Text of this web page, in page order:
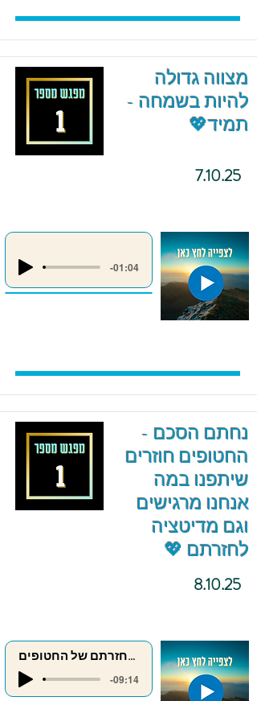
מצווה גדולה
להיות בשמחה -
תמיד💖
7.10.25
-01:04
נחתם הסכם -
החטופים חוזרים
שיתפנו במה
אנחנו מרגישים
וגם מדיטציה
לחזרתם 💖
8.10.25
מדיטציה לחזרתם של החטופים
-09:14